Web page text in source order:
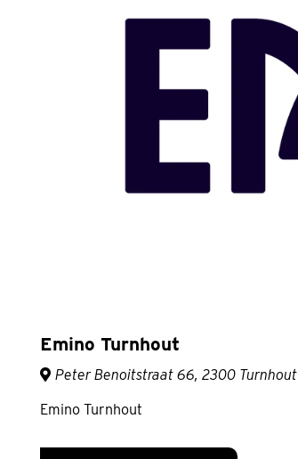
Emino Turnhout
Peter Benoitstraat 66, 2300 Turnhout
Emino Turnhout